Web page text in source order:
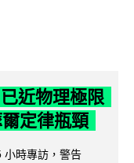
近物理極限
定律瓶頸
小時專訪，警告